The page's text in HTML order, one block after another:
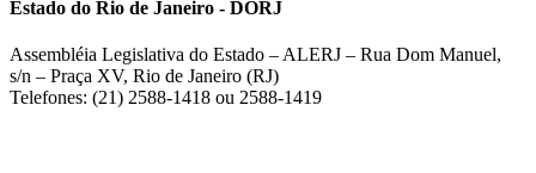
Estado do Rio de Janeiro - DORJ
Assembléia Legislativa do Estado – ALERJ – Rua Dom Manuel,
s/n – Praça XV, Rio de Janeiro (RJ)
Telefones: (21) 2588-1418 ou 2588-1419